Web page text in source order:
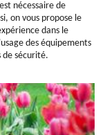
nécessaire de
on vous propose le
dans le
des équipements
de sécurité.